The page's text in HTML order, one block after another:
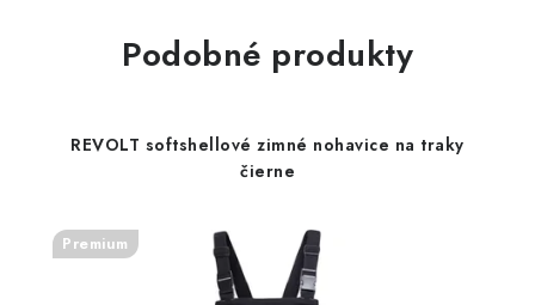
Podobné produkty
REVOLT softshellové zimné nohavice na traky
čierne
Premium